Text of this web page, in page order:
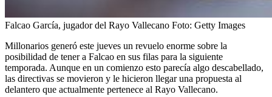
Falcao García, jugador del Rayo Vallecano Foto: Getty Images
Millonarios generó este jueves un revuelo enorme sobre la
posibilidad de tener a Falcao en sus filas para la siguiente
temporada. Aunque en un comienzo esto parecía algo descabellado,
las directivas se movieron y le hicieron llegar una propuesta al
delantero que actualmente pertenece al Rayo Vallecano.